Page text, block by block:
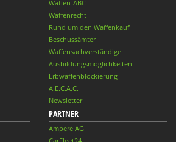
Waffen-ABC
Waffenrecht
Rund um den Waffenkauf
Beschussämter
Waffensachverständige
Ausbildungsmöglichkeiten
Erbwaffenblockierung
A.E.C.A.C.
Newsletter
PARTNER
Ampere AG